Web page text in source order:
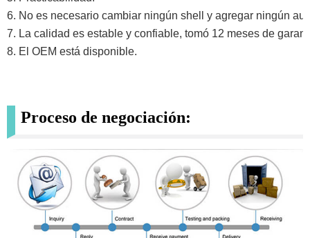
6. No es necesario cambiar ningún shell y agregar ningún
7. La calidad es estable y confiable, tomó 12 meses de
8. El OEM está disponible.
Proceso de negociación: